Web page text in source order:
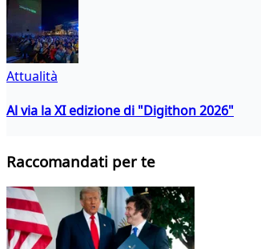
Attualità
Al via la XI edizione di "Digithon 2026"
Raccomandati per te